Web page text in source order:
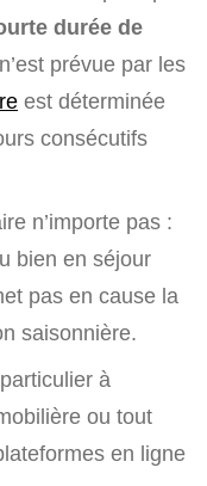
durée de
prévue par les
est déterminée
consécutifs
n’importe pas :
bien en séjour
pas en cause la
saisonnière.
à
ou tout
en ligne